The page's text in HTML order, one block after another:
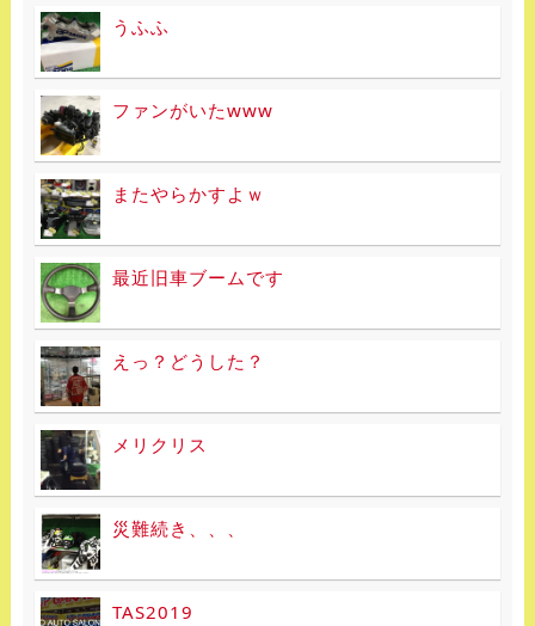
うふふ
ファンがいたwww
またやらかすよｗ
最近旧車ブームです
えっ？どうした？
メリクリス
災難続き、、、
TAS2019